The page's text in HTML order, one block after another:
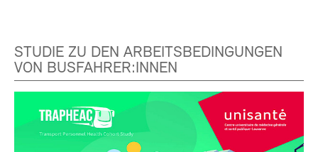
STUDIE ZU DEN ARBEITSBEDINGUNGEN
VON BUSFAHRER:INNEN